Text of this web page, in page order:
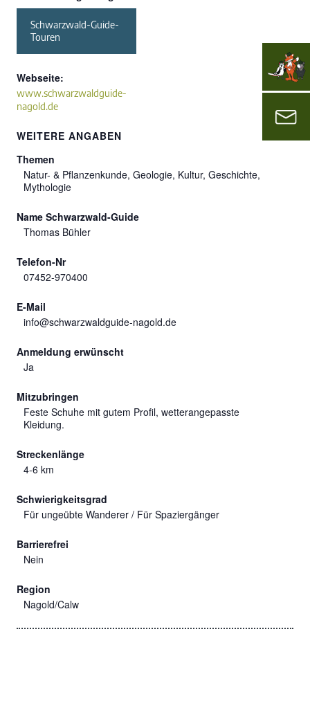
Schwarzwald-Guide-
Touren
Webseite:
www.schwarzwaldguide-
nagold.de
WEITERE ANGABEN
Themen
Natur- & Pflanzenkunde, Geologie, Kultur, Geschichte,
Mythologie
Name Schwarzwald-Guide
Thomas Bühler
Telefon-Nr
07452-970400
E-Mail
info@schwarzwaldguide-nagold.de
Anmeldung erwünscht
Ja
Mitzubringen
Feste Schuhe mit gutem Profil, wetterangepasste
Kleidung.
Streckenlänge
4-6 km
Schwierigkeitsgrad
Für ungeübte Wanderer / Für Spaziergänger
Barrierefrei
Nein
Region
Nagold/Calw